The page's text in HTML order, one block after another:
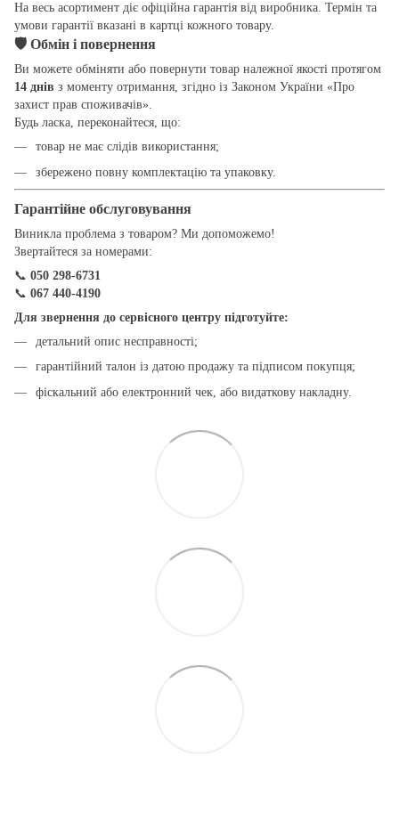
На весь асортимент діє офіційна гарантія від виробника. Термін та
умови гарантії вказані в картці кожного товару.
🛡 Обмін і повернення
Ви можете обміняти або повернути товар належної якості протягом
14 днів з моменту отримання, згідно із Законом України «Про
захист прав споживачів».
Будь ласка, переконайтеся, що:
товар не має слідів використання;
збережено повну комплектацію та упаковку.
Гарантійне обслуговування
Виникла проблема з товаром? Ми допоможемо!
Звертайтеся за номерами:
📞 050 298-6731
📞 067 440-4190
Для звернення до сервісного центру підготуйте:
детальний опис несправності;
гарантійний талон із датою продажу та підписом покупця;
фіскальний або електронний чек, або видаткову накладну.